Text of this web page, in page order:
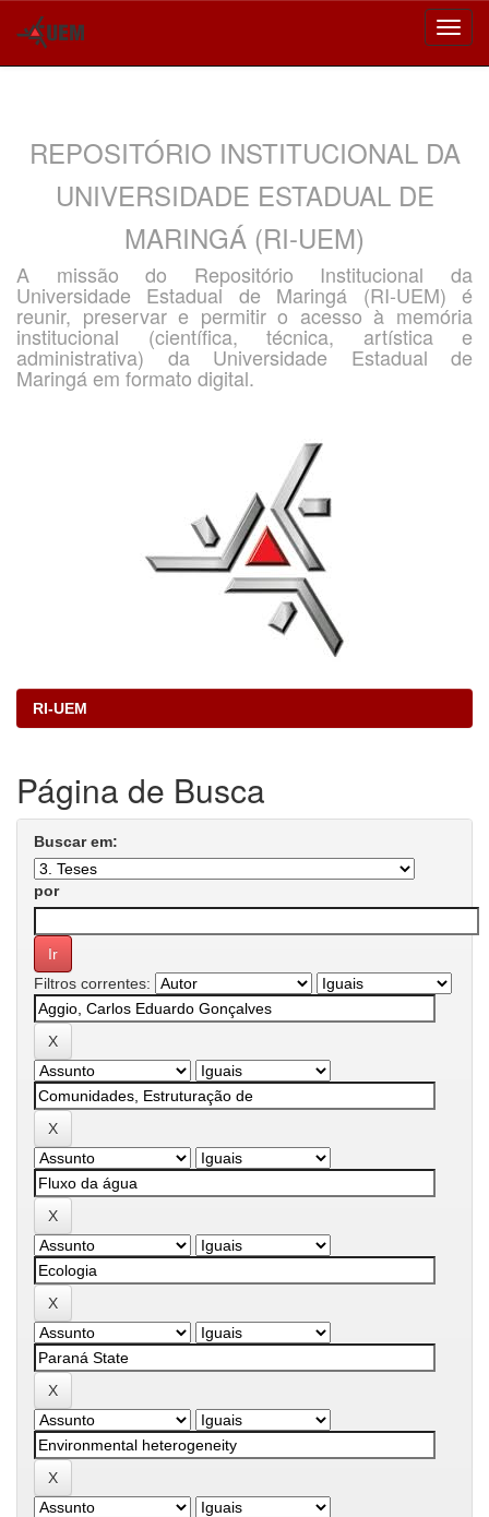
REPOSITÓRIO INSTITUCIONAL DA
UNIVERSIDADE ESTADUAL DE
MARINGÁ (RI-UEM)
A missão do Repositório Institucional da
Universidade Estadual de Maringá (RI-UEM) é
reunir, preservar e permitir o acesso à memória
institucional (científica, técnica, artística e
administrativa) da Universidade Estadual de
Maringá em formato digital.
RI-UEM
Página de Busca
Buscar em:
por
Filtros correntes: